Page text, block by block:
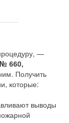
—
660,
Получить
которые:
выводы